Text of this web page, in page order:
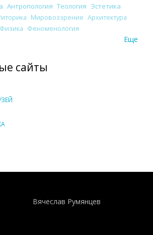
Антропология Теология Эстетика
Мировоззрение Архитектура
Физика Феноменология
Еще
сайты
Вячеслав Румянцев